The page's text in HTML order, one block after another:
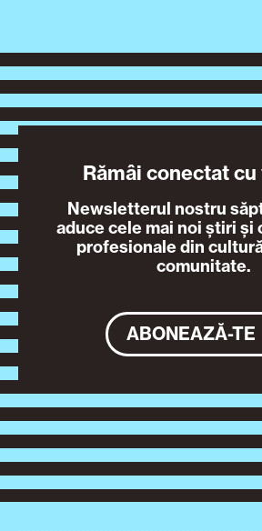
Rămâi conectat
Newsletterul nostru
aduce cele mai noi știri
profesionale din
comunitate.
ABONEAZĂ-TE